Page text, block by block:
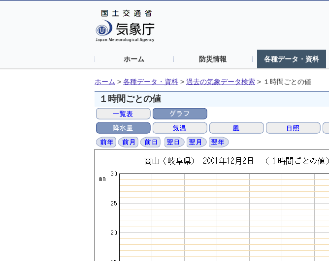
ホーム 防災情報 各種データ・資料
ホーム > 各種データ・資料 > 過去の気象データ検索 > １時間ごとの値
１時間ごとの値